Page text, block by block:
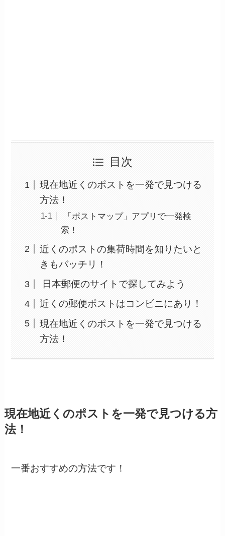
目次
現在地近くのポストを一発で見つける
方法！
「ポストマップ」アプリで一発検
索！
近くのポストの集荷時間を知りたいと
きもバッチリ！
日本郵便のサイトで探してみよう
近くの郵便ポストはコンビニにあり！
現在地近くのポストを一発で見つける
方法！
現在地近くのポストを一発で見つける方
法！
一番おすすめの方法です！